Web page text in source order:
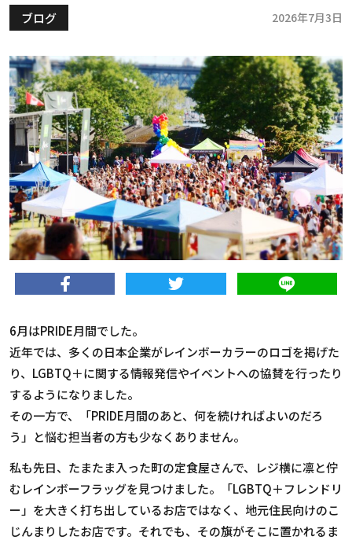
ブログ 2026年7月3日
6月はPRIDE月間でした。
近年では、多くの日本企業がレインボーカラーのロゴを掲げた
り、 LGBTQ＋に関する情報発信やイベントへの協賛を行ったり
するようになりました。
その一方で、「PRIDE月間のあと、何を続ければよいのだろ
う」と悩む担当者の方も少なくありません。
私も先日、たまたま入った町の定食屋さんで、レジ横に凛と佇
むレインボーフラッグを見つけました。「LGBTQ＋フレンドリ
ー」を大きく打ち出しているお店ではなく、地元住民向けのこ
じんまりしたお店です。それでも、その旗がそこに置かれるま